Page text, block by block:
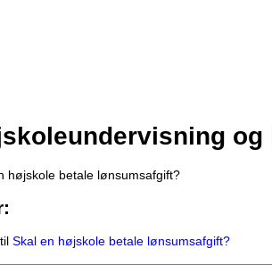
højskole betale lønsumsafgift?
Skal en højskole betale lønsumsafgift?